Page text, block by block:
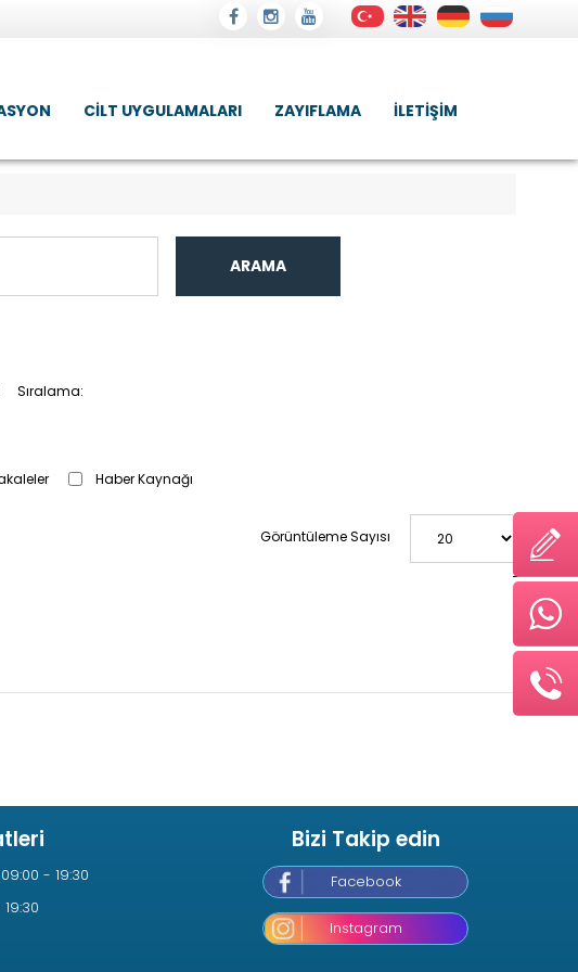
CILT UYGULAMALARI ZAYIFLAMA İLETIŞIM
ARAMA
Sıralama:
Haber Kaynağı
Görüntüleme Sayısı
- 19:30
Bizi Takip edin
Facebook
Instagram